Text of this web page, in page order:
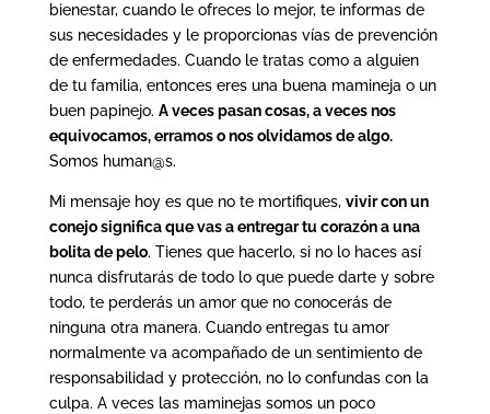
bienestar, cuando le ofreces lo mejor, te informas de
sus necesidades y le proporcionas vías de prevención
de enfermedades. Cuando le tratas como a alguien
de tu familia, entonces eres una buena mamineja o un
buen papinejo. A veces pasan cosas, a veces nos
equivocamos, erramos o nos olvidamos de algo.
Somos human@s.
Mi mensaje hoy es que no te mortifiques, vivir con un
conejo significa que vas a entregar tu corazón a una
bolita de pelo. Tienes que hacerlo, si no lo haces así
nunca disfrutarás de todo lo que puede darte y sobre
todo, te perderás un amor que no conocerás de
ninguna otra manera. Cuando entregas tu amor
normalmente va acompañado de un sentimiento de
responsabilidad y protección, no lo confundas con la
culpa. A veces las maminejas somos un poco